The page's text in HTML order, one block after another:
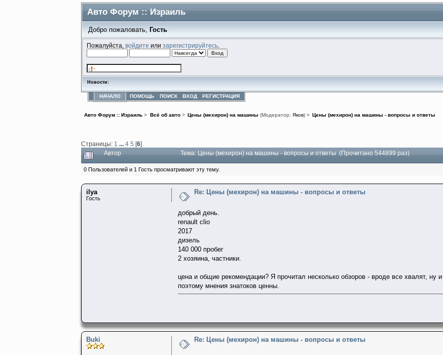
Авто Форум :: Израиль
Добро пожаловать, Гость
Пожалуйста,войдите илизарегистрируйтесь
Новости:
НАЧАЛО ПОМОЩЬ ПОИСК ВХОД РЕГИСТРАЦИЯ
Авто Форум :: Израиль > Всё об авто> Цены (мехирон) на машины (Модератор: Яков) > Цены (мехирон) на машины - вопросы и ответы
Страницы: 1 ... 4 5 [6]
Автор Тема: Цены (мехирон) на машины - вопросы и ответы (Прочитано 544899 раз)
0 Пользователей и 1 Гость просматривают эту тему.
ilya
Гость
Re: Цены (мехирон) на машины - вопросы и ответы
добрый день.
renault clio
2017
дизель
140 000 пробег
2 хозяина, частники.
цена и общие рекомендации? Я прочитал несколько обзоров - вроде все хвалят, ну
поэтому мнения знатоков ценны.
Buki Re: Цены (мехирон) на машины - вопросы и ответы